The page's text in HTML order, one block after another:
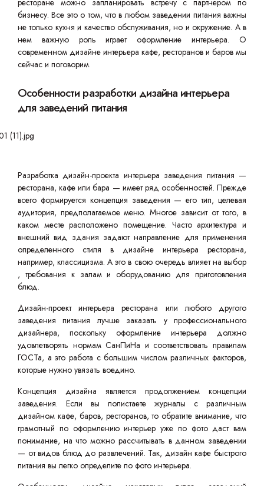
ресторане можно запланировать встречу с партнером по
бизнесу. Все это о том, что в любом заведении питания важны
не только кухня и качество обслуживания, но и окружение. А в
нем важную роль играет оформление интерьера. О
современном дизайне интерьера кафе, ресторанов и баров мы
сейчас и поговорим.
Особенности разработки дизайна интерьера
для заведений питания
Разработка дизайн-проекта интерьера заведения питания —
ресторана, кафе или бара — имеет ряд особенностей. Прежде
всего формируется концепция заведения — его тип, целевая
аудитория, предполагаемое меню. Многое зависит от того, в
каком месте расположено помещение. Часто архитектура и
внешний вид здания задают направление для применения
определенного стиля в дизайне интерьера ресторана,
например, классицизма. А это в свою очередь влияет на выбор
, требования к залам и оборудованию для приготовления
блюд.
Дизайн-проект интерьера ресторана или любого другого
заведения питания лучше заказать у профессионального
дизайнера, поскольку оформление интерьера должно
удовлетворять нормам СанПиНа и соответствовать правилам
ГОСТа, а это работа с большим числом различных факторов,
которые нужно увязать воедино.
Концепция дизайна является продолжением концепции
заведения. Если вы полистаете журналы с различным
дизайном кафе, баров, ресторанов, то обратите внимание, что
грамотный по оформлению интерьер уже по фото даст вам
понимание, на что можно рассчитывать в данном заведении
— от видов блюд до развлечений. Так, дизайн кафе быстрого
питания вы легко определите по фото интерьера.